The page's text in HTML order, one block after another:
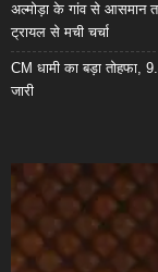
अल्मोड़ा के गांव से आसमान
ट्रायल से मची चर्चा
CM धामी का बड़ा तोहफा,
जारी